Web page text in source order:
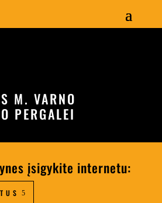
M. VARNO
PERGALEI
įsigykite internetu: